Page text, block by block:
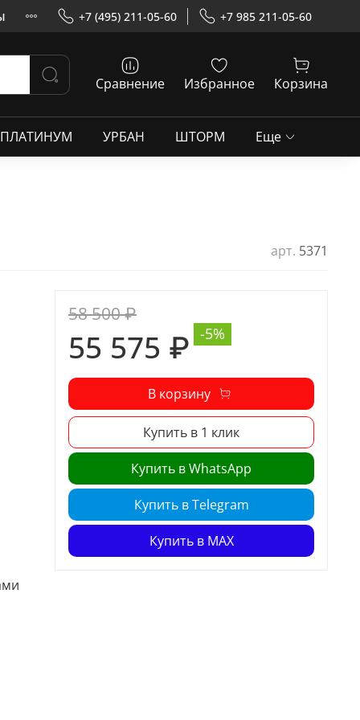
+7 (495) 211-05-60 +7 985 211-05-60
Сравнение Избранное Корзина
ПЛАТИНУМ УРБАН ШТОРМ Еще
арт. 5371
58 500 ₽
55 575 ₽ -5%
В корзину
Купить в 1 клик
Купить в WhatsApp
Купить в Telegram
Купить в MAX